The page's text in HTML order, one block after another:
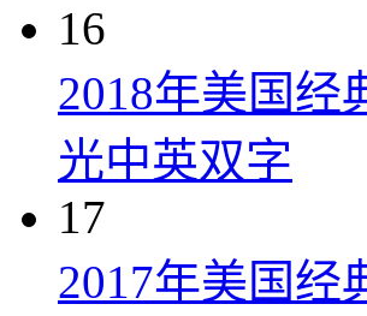
16
2018年美国经
光中英双字
17
2017年美国经